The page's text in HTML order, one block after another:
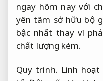
ngay hôm nay với
yên tâm sở hữu bộ
bậc nhất thay vì
chất lượng kém.
Quy trình. Linh